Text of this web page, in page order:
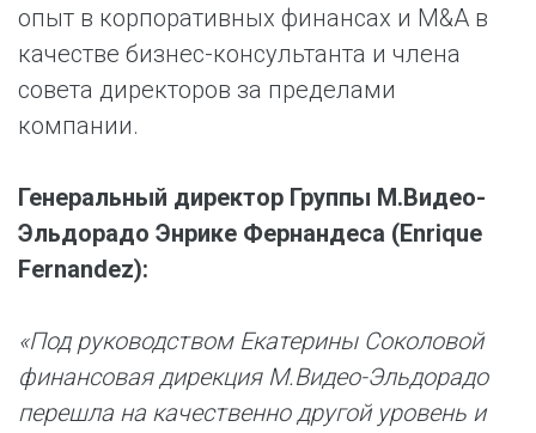
опыт в корпоративных финансах и M&A в
качестве бизнес-консультанта и члена
совета директоров за пределами
компании.
Генеральный директор Группы М.Видео-
Эльдорадо Энрике Фернандеса (Enrique
Fernandez):
«Под руководством Екатерины Соколовой
финансовая дирекция М.Видео-Эльдорадо
перешла на качественно другой уровень и